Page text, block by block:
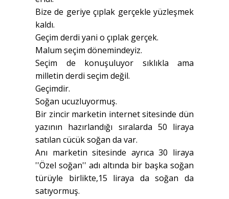
Bize de geriye çıplak gerçekle yüzleşmek
kaldı.
Geçim derdi yani o çıplak gerçek.
Malum seçim dönemindeyiz.
Seçim de konuşuluyor sıklıkla ama
milletin derdi seçim değil.
Geçimdir.
Soğan ucuzluyormuş.
Bir zincir marketin internet sitesinde dün
yazının hazırlandığı sıralarda 50 liraya
satılan cücük soğan da var.
Anı marketin sitesinde ayrıca 30 liraya
''Özel soğan'' adı altında bir başka soğan
türüyle birlikte,15 liraya da soğan da
satıyormuş.